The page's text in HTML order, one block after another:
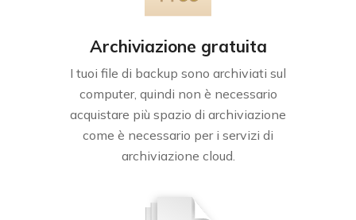
Archiviazione gratuita
I tuoi file di backup sono archiviati sul
computer, quindi non è necessario
acquistare più spazio di archiviazione
come è necessario per i servizi di
archiviazione cloud.